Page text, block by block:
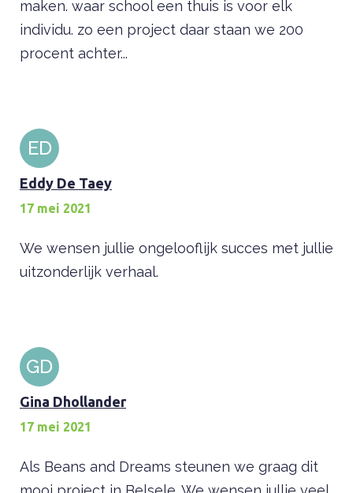
maken. waar school een thuis is voor elk
individu. zo een project daar staan we 200
procent achter...
ED
Eddy De Taey
17 mei 2021
We wensen jullie ongelooflijk succes met jullie
uitzonderlijk verhaal.
GD
Gina Dhollander
17 mei 2021
Als Beans and Dreams steunen we graag dit